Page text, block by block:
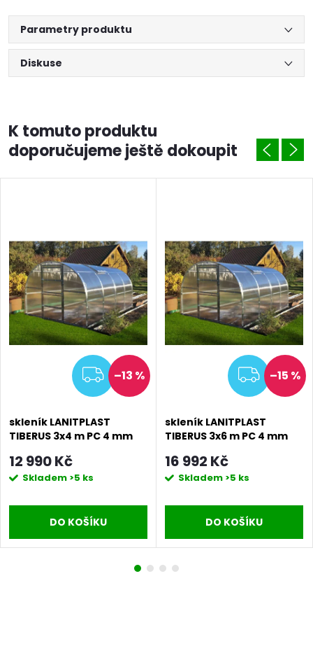
Parametry produktu
Diskuse
K tomuto produktu
doporučujeme ještě dokoupit
ZDARMA
–13 %
skleník LANITPLAST
TIBERUS 3x4 m PC 4 mm
12 990 Kč
Skladem >5 ks
DO KOŠÍKU
–15 %
skleník LANITPLAST
TIBERUS 3x6 m PC 4 mm
16 992 Kč
Skladem >5 ks
DO KOŠÍKU